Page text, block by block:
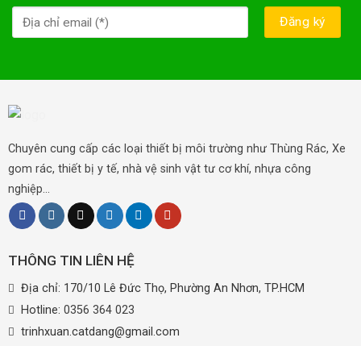
Chuyên cung cấp các loại thiết bị môi trường như Thùng Rác, Xe
gom rác, thiết bị y tế, nhà vệ sinh vật tư cơ khí, nhựa công
nghiệp...
THÔNG TIN LIÊN HỆ
Địa chỉ: 170/10 Lê Đức Thọ, Phường An Nhơn, TP.HCM
Hotline: 0356 364 023
trinhxuan.catdang@gmail.com